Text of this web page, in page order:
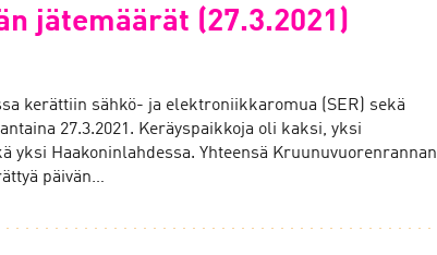
jätemäärät (27.3.2021)
kerättiin sähkö- ja elektroniikkaromua (SER) sekä
27.3.2021. Keräyspaikkoja oli kaksi, yksi
yksi Haakoninlahdessa. Yhteensä Kruunuvuorenrannan
päivän…